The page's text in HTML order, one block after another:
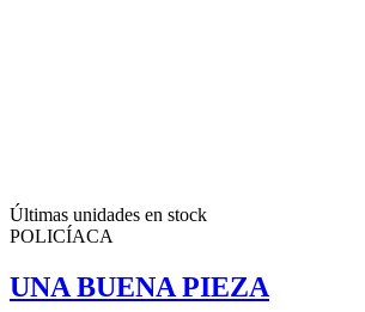
Últimas unidades en stock
POLICÍACA
UNA BUENA PIEZA